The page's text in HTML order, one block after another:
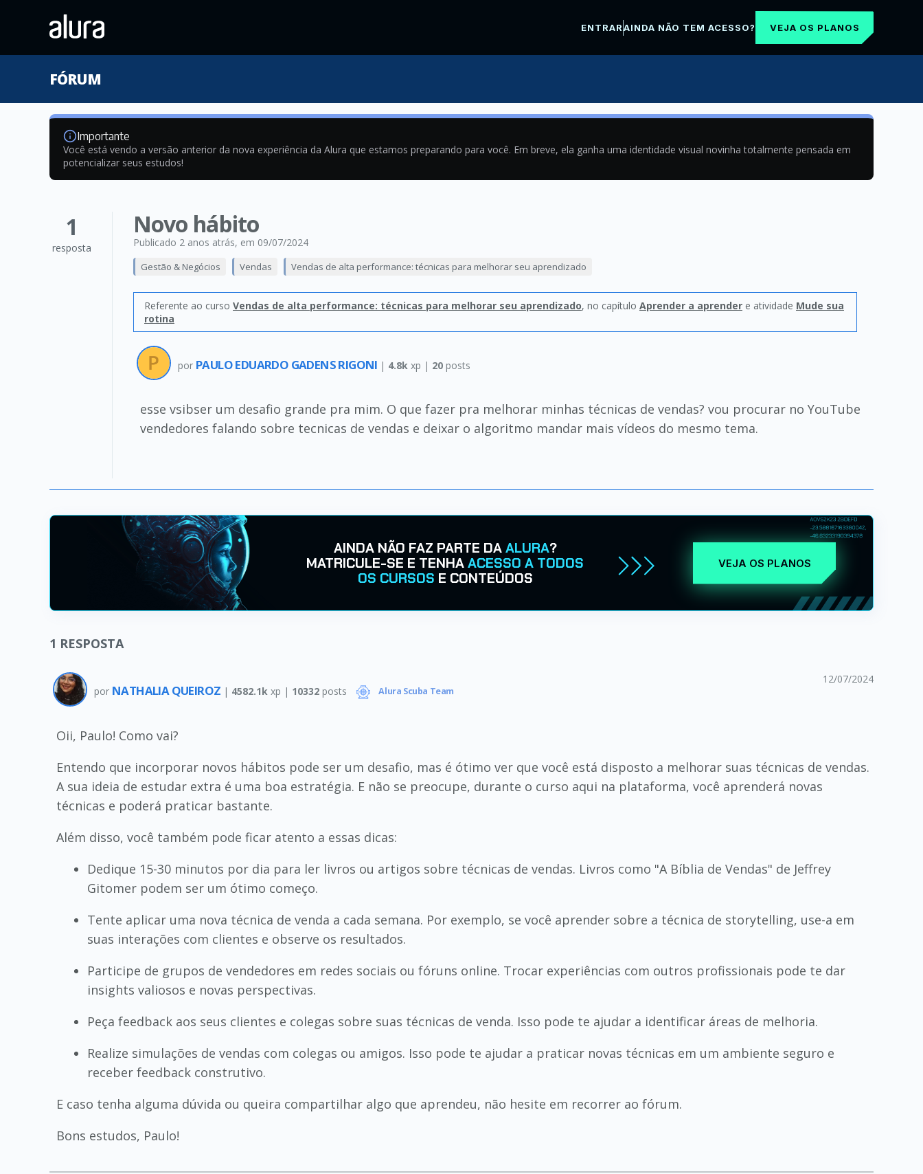
ENTRARAINDA NÃO TEM ACESSO? VEJA OS PLANOS
FÓRUM
Importante
Você está vendo a versão anterior da nova experiência da Alura que estamos preparando para você. Em breve, ela ganha uma identidade visual novinha totalmente pensada em
potencializar seus estudos!
1
resposta
Novo hábito
Publicado 2 anos atrás, em 09/07/2024
Gestão & Negócios Vendas Vendas de alta performance: técnicas para melhorar seu aprendizado
Referente ao curso Vendas de alta performance: técnicas para melhorar seu aprendizado, no capítulo Aprender a aprender e atividade Mude sua
rotina
por PAULO EDUARDO GADENS RIGONI | 4.8k xp | 20 posts
esse vsibser um desafio grande pra mim. O que fazer pra melhorar minhas técnicas de vendas? vou procurar no YouTube
vendedores falando sobre tecnicas de vendas e deixar o algoritmo mandar mais vídeos do mesmo tema.
AINDA NÃO FAZ PARTE DAALURA?
MATRICULE-SE E TENHAACESSO A TODOS
OS CURSOS E CONTEÚDOS
VEJA OS PLANOS
1 RESPOSTA
por NATHALIA QUEIROZ | 4582.1k xp | 10332posts Alura Scuba Team
12/07/2024
Oii, Paulo! Como vai?
Entendo que incorporar novos hábitos pode ser um desafio, mas é ótimo ver que você está disposto a melhorar suas técnicas de vendas.
A sua ideia de estudar extra é uma boa estratégia. E não se preocupe, durante o curso aqui na plataforma, você aprenderá novas
técnicas e poderá praticar bastante.
Além disso, você também pode ficar atento a essas dicas:
Dedique 15-30 minutos por dia para ler livros ou artigos sobre técnicas de vendas. Livros como "A Bíblia de Vendas" de Jeffrey
Gitomer podem ser um ótimo começo.
Tente aplicar uma nova técnica de venda a cada semana. Por exemplo, se você aprender sobre a técnica de storytelling, use-a em
suas interações com clientes e observe os resultados.
Participe de grupos de vendedores em redes sociais ou fóruns online. Trocar experiências com outros profissionais pode te dar
insights valiosos e novas perspectivas.
Peça feedback aos seus clientes e colegas sobre suas técnicas de venda. Isso pode te ajudar a identificar áreas de melhoria.
Realize simulações de vendas com colegas ou amigos. Isso pode te ajudar a praticar novas técnicas em um ambiente seguro e
receber feedback construtivo.
E caso tenha alguma dúvida ou queira compartilhar algo que aprendeu, não hesite em recorrer ao fórum.
Bons estudos, Paulo!